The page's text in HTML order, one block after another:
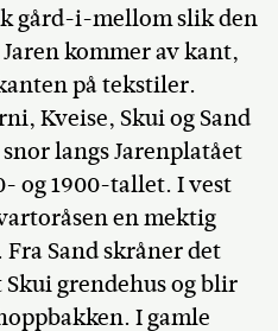
gård-i-mellom slik den
kommer av kant,
på tekstiler.
Kveise, Skui og Sand
langs Jarenplatået
og 1900-tallet. I vest
en mektig
Sand skråner det
grendehus og blir
I gamle